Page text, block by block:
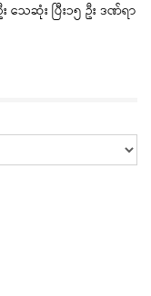
ေဆုံး ပြီး၁၅ ဦး ဒဏ်ရာ